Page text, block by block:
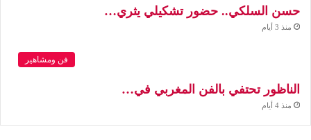
حسن السلكي.. حضور تشكيلي يثري…
منذ 3 أيام
فن ومشاهير
الناظور تحتفي بالفن المغربي في…
منذ 4 أيام